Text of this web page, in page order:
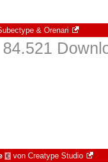
& Orenari
84.521
€ von Creatype Studio